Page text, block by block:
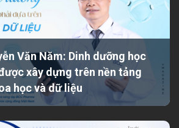
Văn Năm: Dinh dưỡng học
xây dựng trên nền tảng
học và dữ liệu